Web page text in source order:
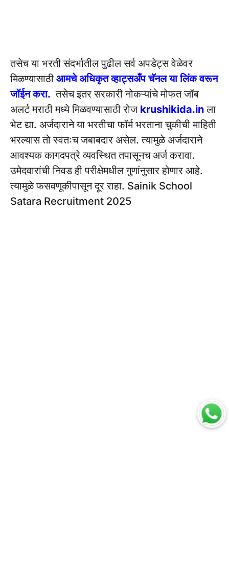
तसेच या भरती संदर्भातील पुढील सर्व अपडेट्स वेळेवर
मिळण्यासाठी आमचे अधिकृत व्हाट्सअँप चॅनल या लिंक वरून
जॉईन करा. तसेच इतर सरकारी नोकऱ्यांचे मोफत जॉब
अलर्ट मराठी मध्ये मिळवण्यासाठी रोज krushikida.inला
भेट द्या. अर्जदाराने या भरतीचा फॉर्म भरताना चुकीची माहिती
भरल्यास तो स्वतःच जबाबदार असेल. त्यामुळे अर्जदाराने
आवश्यक कागदपत्रे व्यवस्थित तपासूनच अर्ज करावा.
उमेदवारांची निवड ही परीक्षेमधील गुणांनुसार होणार आहे.
त्यामुळे फसवणूकीपासून दूर राहा. Sainik School
Satara Recruitment 2025